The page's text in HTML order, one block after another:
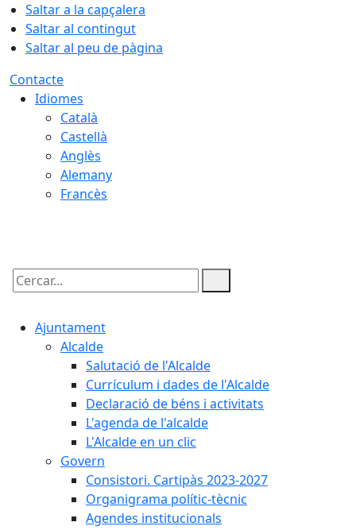
Saltar a la capçalera
Saltar al contingut
Saltar al peu de pàgina
Contacte
Idiomes
Català
Castellà
Anglès
Alemany
Francès
Cercar:
Ajuntament
Alcalde
Salutació de l'Alcalde
Currículum i dades de l'Alcalde
Declaració de béns i activitats
L'agenda de l'alcalde
L'Alcalde en un clic
Govern
Consistori. Cartipàs 2023-2027
Organigrama polític-tècnic
Agendes institucionals